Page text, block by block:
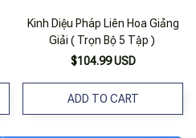
Kinh Diệu Pháp Liên Hoa Giảng
Giải ( Trọn Bộ 5 Tập )
$104.99 USD
ADD TO CART